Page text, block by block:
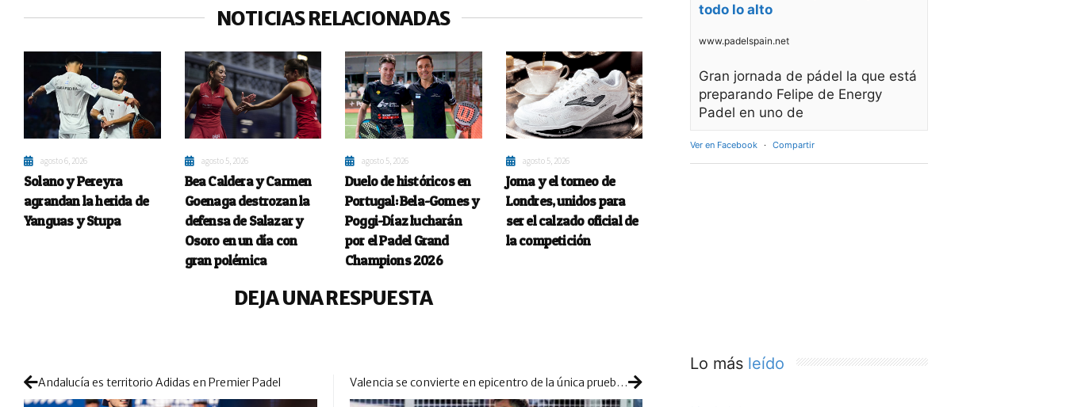
NOTICIAS RELACIONADAS
agosto 6, 2026
Solano y Pereyra
agrandan la herida de
Yanguas y Stupa
agosto 5, 2026
Bea Caldera y Carmen
Goenaga destrozan la
defensa de Salazar y
Osoro en un día con
gran polémica
agosto 5, 2026
Duelo de históricos en
Portugal: Bela-Gomes y
Poggi-Díaz lucharán
por el Padel Grand
Champions 2026
agosto 5, 2026
Joma y el torneo de
Londres, unidos para
ser el calzado oficial de
la competición
DEJA UNA RESPUESTA
Andalucía es territorio Adidas en Premier Padel Valencia se convierte en epicentro de la única prueba Master nacional de pádel en silla de ruedas
todo lo alto
www.padelspain.net
Gran jornada de pádel la que está
preparando Felipe de Energy
Padel en uno de
Ver en Facebook · Compartir
Lo más leído